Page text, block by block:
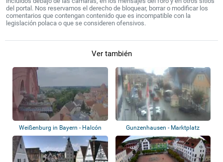
del portal. Nos reservamos el derecho de bloquear, borrar o modificar los
comentarios que contengan contenido que es incompatible con la
legislación polaca o que se consideren ofensivos.
Ver también
Weißenburg in Bayern - Halcón
peregrino
Gunzenhausen - Marktplatz